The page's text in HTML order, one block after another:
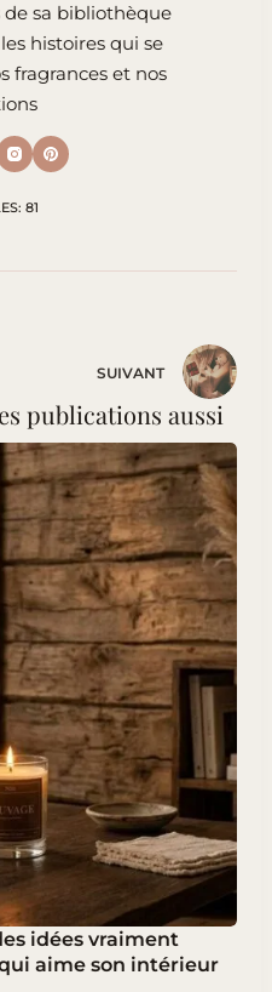
de sa bibliothèque
histoires qui se
fragrances et nos
81
SUIVANT
publications aussi
idées vraiment
aime son intérieur